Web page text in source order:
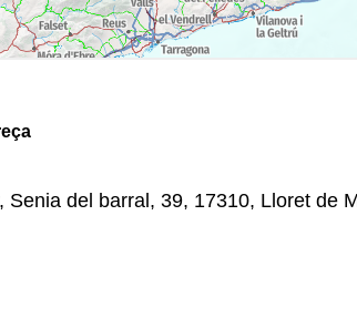
Senia del barral, 39, 17310, Lloret de